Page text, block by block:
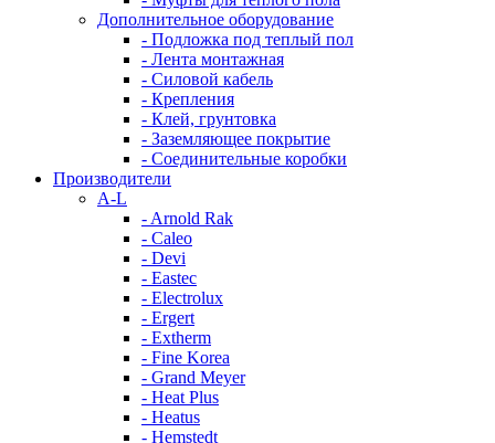
Дополнительное оборудование
- Подложка под теплый пол
- Лента монтажная
- Силовой кабель
- Крепления
- Клей, грунтовка
- Заземляющее покрытие
- Соединительные коробки
Производители
A-L
- Arnold Rak
- Caleo
- Devi
- Eastec
- Electrolux
- Ergert
- Extherm
- Fine Korea
- Grand Meyer
- Heat Plus
- Heatus
- Hemstedt